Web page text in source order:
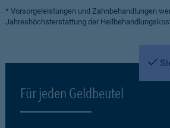
* Vorsorgeleistungen und Zahnbehandlungen
Jahreshöchsterstattung der
Für jeden Geldbeutel